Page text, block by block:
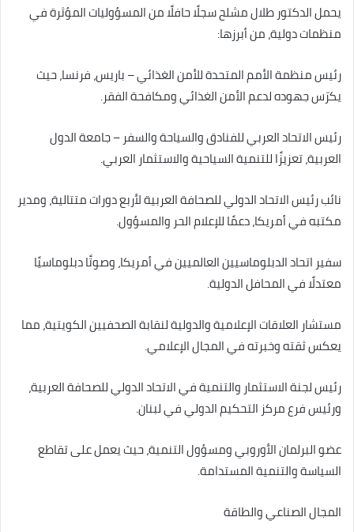
يحمل الدكتور طلال مشلح سجلًا حافلًا من المسؤوليات المؤثرة في
منظمات دولية، من أبرزها:
رئيس منظمة الأمم المتحدة للأمن الغذائي – باريس، فرنسا، حيث
يكرّس جهوده لدعم الأمن الغذائي ومكافحة الفقر.
رئيس الاتحاد العربي للفنادق والسياحة والسفر – جامعة الدول
العربية، تعزيزًا للتنمية السياحية والاستثمار العربي.
نائب رئيس الاتحاد الدولي للصحافة العربية لأربع دورات متتالية، ومدير
مكتبه في أمريكا، دعمًا للإعلام الحر والمسؤول.
سفير اتحاد الدبلوماسيين العالميين في أمريكا، وصوتًا دبلوماسيًا
معتدلًا في المحافل الدولية.
مستشار العلاقات الإعلامية والدولية لنقابة الصحفيين الكويتية، مما
يعكس ثقته وخبرته في المجال الإعلامي.
رئيس لجنة الاستثمار والتنمية في الاتحاد الدولي للصحافة العربية،
ورئيس فرع مركز التحكيم الدولي في لبنان.
عضو البرلمان الأوروبي ومسؤول التنمية، حيث يعمل على تقاطع
السياسة والتنمية المستدامة.
المجال الصناعي والطاقة